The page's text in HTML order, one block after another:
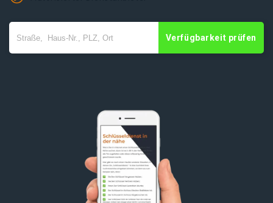
Verfügbarkeit prüfen